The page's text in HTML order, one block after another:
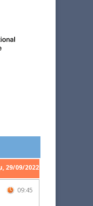
29/09/2022
09:45